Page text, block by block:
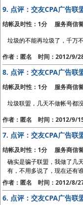
9. 点评：交友CPA广告联
结帐及时性：1分 服务商信
垃圾的不能再垃圾了，千万
作者：匿名 时间：2012/9/
8. 点评：交友CPA广告联
结帐及时性：1分 服务商信
垃圾联盟，几天不做帐号都
作者：匿名 时间：2012/9/
7. 点评：交友CPA广告联
结帐及时性：1分 服务商信
确实是骗子联盟，我做了几
有，不用多说了，现在还有
作者：匿名 时间：2012/8/
6. 点评：交友CPA广告联